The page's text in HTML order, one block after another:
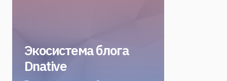
Экосистема блога
Dnative